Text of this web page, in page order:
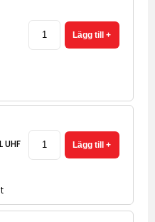
UHF